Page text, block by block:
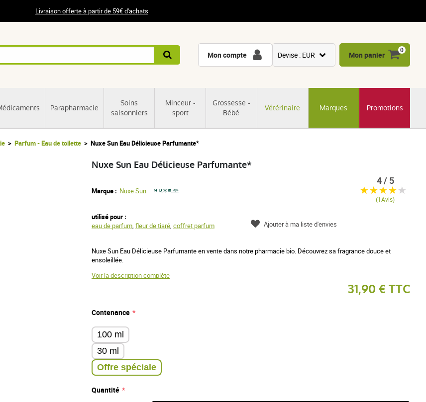
Livraison offerte à partir de 59€ d'achats
Parapharmacie
Soins
saisonniers
Minceur -
sport
Grossesse -
Bébé
Vétérinaire Marques Promotions
Mon compte Devise : EUR
CNY
Mon panier
0
Parfum - Eau de toilette Nuxe Sun Eau Délicieuse Parfumante*
Nuxe Sun Eau Délicieuse Parfumante*
Marque : Nuxe Sun
utilisé pour :
eau de parfum, fleur de tiaré, coffret parfum
Nuxe Sun Eau Délicieuse Parfumante en vente dans notre pharmacie bio. Découvrez sa fragrance douce et
ensoleillée.
Voir la description complète
31,90 € TTC
Contenance
100 ml
30 ml
Offre spéciale
Quantité
4 / 5
(1Avis)
Ajouter à ma liste d'envies